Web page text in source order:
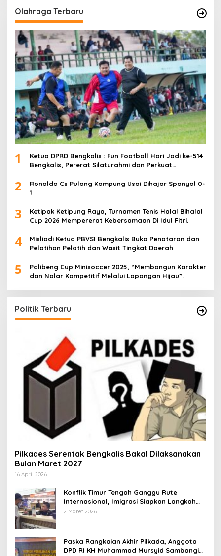
Olahraga Terbaru
1
Ketua DPRD Bengkalis : Fun Football Hari Jadi ke-514
Bengkalis, Pererat Silaturahmi dan Perkuat
2
Ronaldo Cs Pulang Kampung Usai Dihajar Spanyol 0-
1
3
Ketipak Ketipung Raya, Turnamen Tenis Halal Bihalal
Cup 2026 Mempererat Kebersamaan Di Idul Fitri.
4
Misliadi Ketua PBVSI Bengkalis Buka Penataran dan
Pelatihan Pelatih dan Wasit Tingkat Daerah
5
Polibeng Cup Minisoccer 2025, “Membangun Karakter
dan Nalar Kompetitif Melalui Lapangan Hijau”.
Politik Terbaru
Pilkades Serentak Bengkalis Bakal Dilaksanakan
Bulan Maret 2027
16 April 2026
Konflik Timur Tengah Ganggu Rute
Internasional, Imigrasi Siapkan Langkah
Antisipatif
2 Maret 2026
Paska Rangkaian Akhir Pilkada, Anggota
DPD RI KH Muhammad Mursyid Sambangi